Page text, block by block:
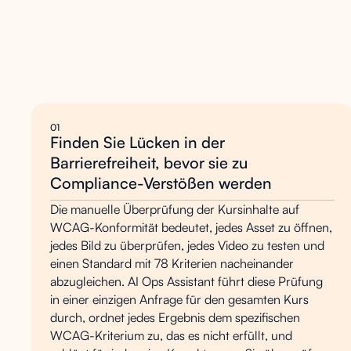
01
Finden Sie Lücken in der
Barrierefreiheit, bevor sie zu
Compliance-Verstößen werden
Die manuelle Überprüfung der Kursinhalte auf
WCAG-Konformität bedeutet, jedes Asset zu öffnen,
jedes Bild zu überprüfen, jedes Video zu testen und
einen Standard mit 78 Kriterien nacheinander
abzugleichen. AI Ops Assistant führt diese Prüfung
in einer einzigen Anfrage für den gesamten Kurs
durch, ordnet jedes Ergebnis dem spezifischen
WCAG-Kriterium zu, das es nicht erfüllt, und